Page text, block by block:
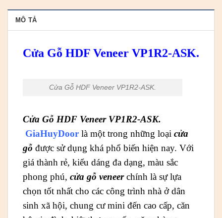
MÔ TẢ
Cửa Gỗ HDF Veneer VP1R2-ASK.
Cửa Gỗ HDF Veneer VP1R2-ASK.
Cửa Gỗ HDF Veneer VP1R2-ASK.
GiaHuyDoor là một trong những loại cửa
gỗ được sử dụng khá phổ biến hiện nay. Với
giá thành rẻ, kiểu dáng đa dạng, màu sắc
phong phú, cửa gỗ veneerchính là sự lựa
chọn tốt nhất cho các công trình nhà ở dân
sinh xã hội, chung cư mini đến cao cấp, căn